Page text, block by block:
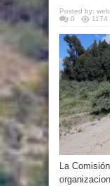
Posted by:
0
1174
La